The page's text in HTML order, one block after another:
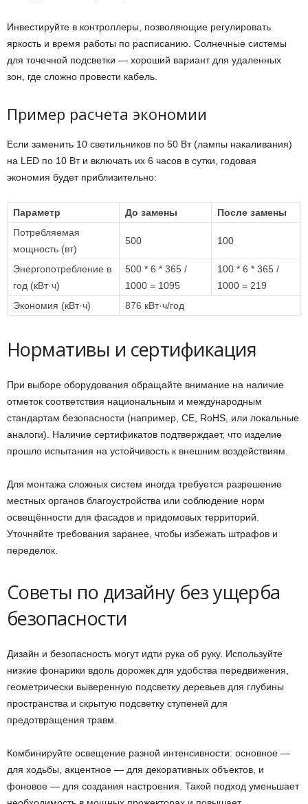
Инвестируйте в контроллеры, позволяющие регулировать
яркость и время работы по расписанию. Солнечные системы
для точечной подсветки — хороший вариант для удаленных
зон, где сложно провести кабель.
Пример расчета экономии
Если заменить 10 светильников по 50 Вт (лампы накаливания)
на LED по 10 Вт и включать их 6 часов в сутки, годовая
экономия будет приблизительно:
Параметр До замены
После замены
Потребляемая
мощность (вт)
500 100
Энергопотребление в
год (кВт·ч)
500 * 6 * 365 /
1000 = 1095
100 * 6 * 365 /
1000 = 219
Экономия (кВт·ч)
876 кВт·ч/год
Нормативы и сертификация
При выборе оборудования обращайте внимание на наличие
отметок соответствия национальным и международным
стандартам безопасности (например, CE, RoHS, или локальные
аналоги). Наличие сертификатов подтверждает, что изделие
прошло испытания на устойчивость к внешним воздействиям.
Для монтажа сложных систем иногда требуется разрешение
местных органов благоустройства или соблюдение норм
освещённости для фасадов и придомовых территорий.
Уточняйте требования заранее, чтобы избежать штрафов и
переделок.
Советы по дизайну без ущерба
безопасности
Дизайн и безопасность могут идти рука об руку. Используйте
низкие фонарики вдоль дорожек для удобства передвижения,
геометрически выверенную подсветку деревьев для глубины
пространства и скрытую подсветку ступеней для
предотвращения травм.
Комбинируйте освещение разной интенсивности: основное —
для ходьбы, акцентное — для декоративных объектов, и
фоновое — для создания настроения. Такой подход уменьшает